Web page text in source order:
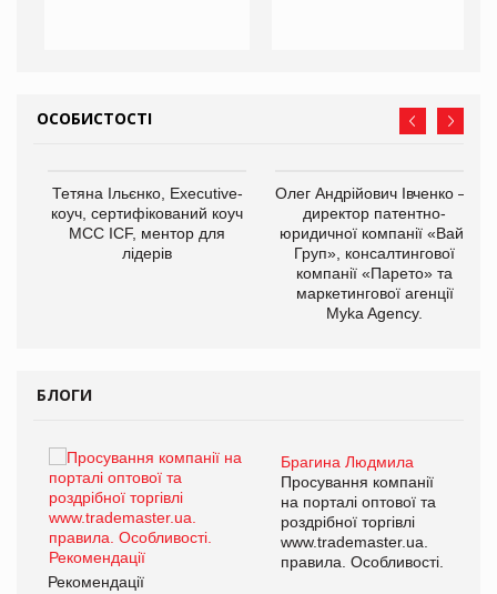
ОСОБИСТОСТІ
Тетяна Ільєнко, Executive-
коуч, сертифікований коуч
МСС ICF, ментор для
лідерів
Олег Андрійович Івченко —
директор патентно-
юридичної компанії «Вайз
Груп», консалтингової
компанії «Парето» та
маркетингової агенції
Myka Agency.
БЛОГИ
Брагина Людмила
Просування компанії
на порталі оптової та
роздрібної торгівлі
www.trademaster.ua.
правила. Особливості.
Рекомендації